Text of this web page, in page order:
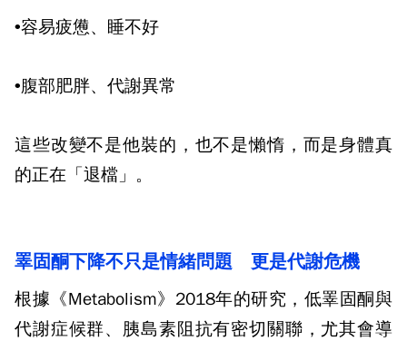
•容易疲憊、睡不好
•腹部肥胖、代謝異常
這些改變不是他裝的，也不是懶惰，而是身體真
的正在「退檔」。
睪固酮下降不只是情緒問題 更是代謝危機
根據《Metabolism》 2018年的研究，低睪固酮與
代謝症候群、胰島素阻抗有密切關聯，尤其會導